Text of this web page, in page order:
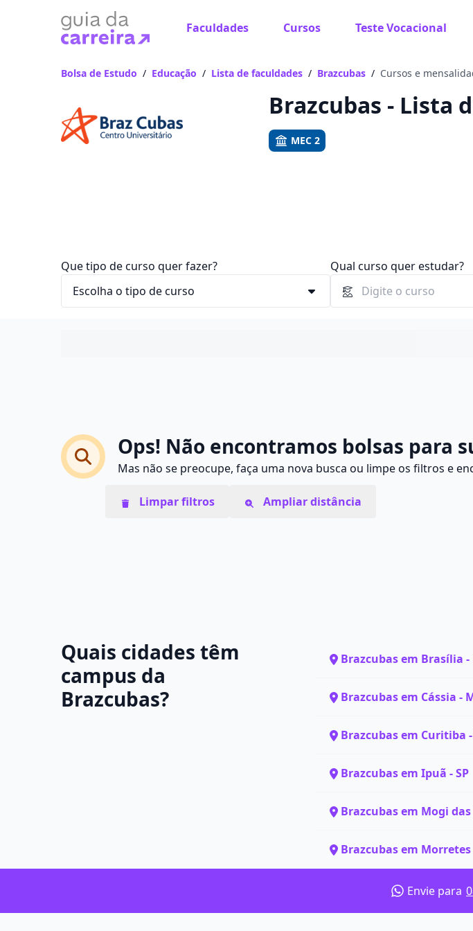
Faculdades Cursos Teste Vocacional
Vamos te guiar no caminho ideal para
Bolsa de Estudo / Educação / Lista de faculdades / Brazcubas / Cursos e
Brazcubas - Lista
MEC 2
Que tipo de curso quer fazer? Qual curso quer estudar?
Ops! Não encontramos bolsas para
Mas não se preocupe, faça uma nova busca ou limpe os filtros e
Limpar filtros Ampliar distância
Quais cidades têm
campus da
Brazcubas?
Brazcubas em Brasília -
Brazcubas em Cássia -
Brazcubas em Curitiba -
Brazcubas em Ipuã - SP
Brazcubas em Mogi das
Brazcubas em Morretes
Envie para